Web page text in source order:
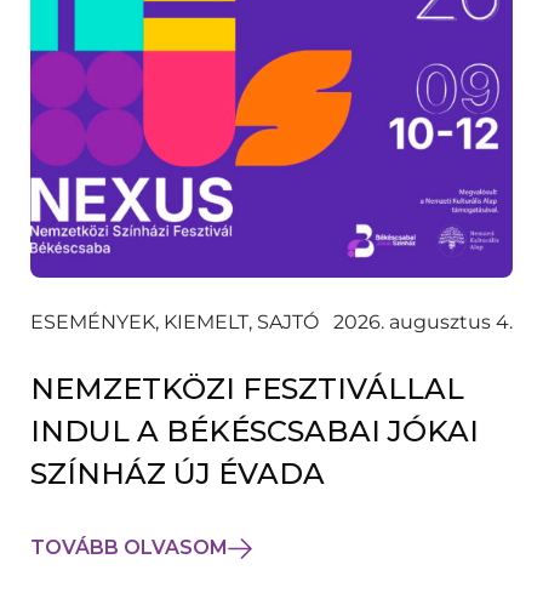
ESEMÉNYEK, KIEMELT, SAJTÓ 2026. augusztus 4.
NEMZETKÖZI FESZTIVÁLLAL
INDUL A BÉKÉSCSABAI JÓKAI
SZÍNHÁZ ÚJ ÉVADA
TOVÁBB OLVASOM